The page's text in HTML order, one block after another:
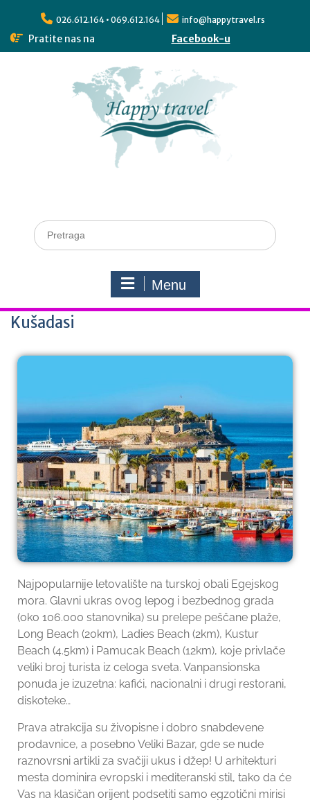
026.612.164 • 069.612.164 info@happytravel.rs
Pratite nas na Facebook-u
Menu
Kušadasi
Najpopularnije letovalište na turskoj obali Egejskog
mora. Glavni ukras ovog lepog i bezbednog grada
(oko 106.000 stanovnika) su prelepe peščane plaže,
Long Beach (20km), Ladies Beach (2km), Kustur
Beach (4.5km) i Pamucak Beach (12km), koje privlače
veliki broj turista iz celoga sveta. Vanpansionska
ponuda je izuzetna: kafići, nacionalni i drugi restorani,
diskoteke…
Prava atrakcija su živopisne i dobro snabdevene
prodavnice, a posebno Veliki Bazar, gde se nude
raznovrsni artikli za svačiji ukus i džep! U arhitekturi
mesta dominira evropski i mediteranski stil, tako da će
Vas na klasičan orijent podsetiti samo egzotični mirisi